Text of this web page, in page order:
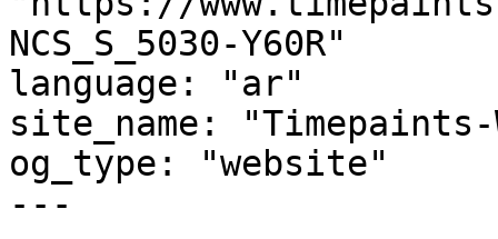
NCS_S_5030-Y60R"
language: "ar"
site_name:
og_type: "website"
---